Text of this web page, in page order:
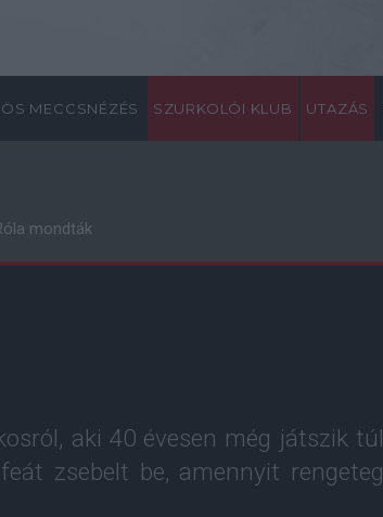
MECCSNÉZÉS SZURKOLÓI KLUB UTAZÁS
mondták
aki 40 évesen még játszik túl
zsebelt be, amennyit rengeteg